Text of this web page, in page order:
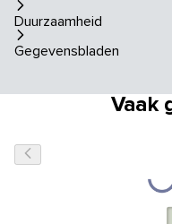
Duurzaamheid
Gegevensbladen
Vaak